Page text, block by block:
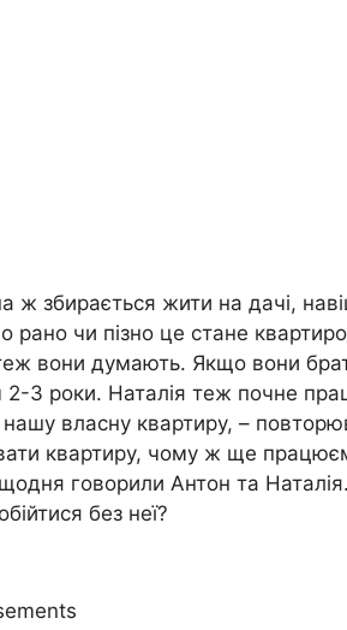
ж збирається жити на дачі,
рано чи пізно це стане
вони думають. Якщо вони
2-3 роки. Наталія теж почне
власну квартиру, –
квартиру, чому ж ще
говорили Антон та
без неї?